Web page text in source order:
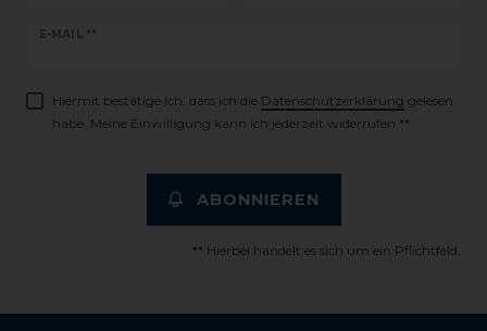
E-MAIL **
Newsletter
Hiermit bestätige ich, dass ich die Daten­schutz­erklärung gelesen
habe. Meine Einwilligung kann ich jederzeit widerrufen.**
ABONNIEREN
** Hierbei handelt es sich um ein Pflichtfeld.